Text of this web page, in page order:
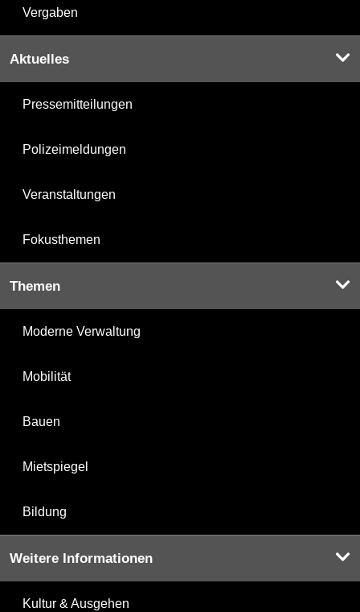
Vergaben
Aktuelles
Pressemitteilungen
Polizeimeldungen
Veranstaltungen
Fokusthemen
Themen
Moderne Verwaltung
Mobilität
Bauen
Mietspiegel
Bildung
Weitere Informationen
Kultur & Ausgehen